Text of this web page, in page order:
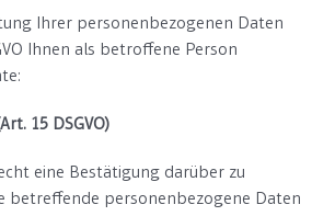
Ihrer personenbezogenen Daten
Ihnen als betroffene Person
15 DSGVO)
eine Bestätigung darüber zu
betreffende personenbezogene Daten